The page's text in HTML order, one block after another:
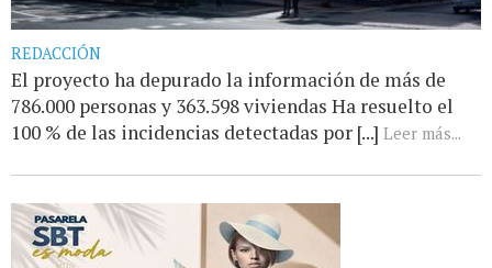
REDACCIÓN
El proyecto ha depurado la información de más de
786.000 personas y 363.598 viviendas Ha resuelto el
100 % de las incidencias detectadas por [...] Leer más...